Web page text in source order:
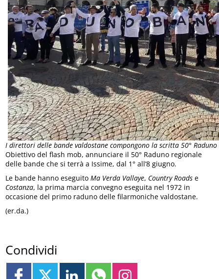
I direttori delle bande valdostane compongono la scritta 50° Raduno
Obiettivo del flash mob, annunciare il 50° Raduno regionale
delle bande che si terrà a Issime, dal 1° all’8 giugno.
Le bande hanno eseguitoMa Verda Vallaye, Country Roads e
Costanza, la prima marcia convegno eseguita nel 1972 in
occasione del primo raduno delle filarmoniche valdostane.
(er.da.)
Condividi